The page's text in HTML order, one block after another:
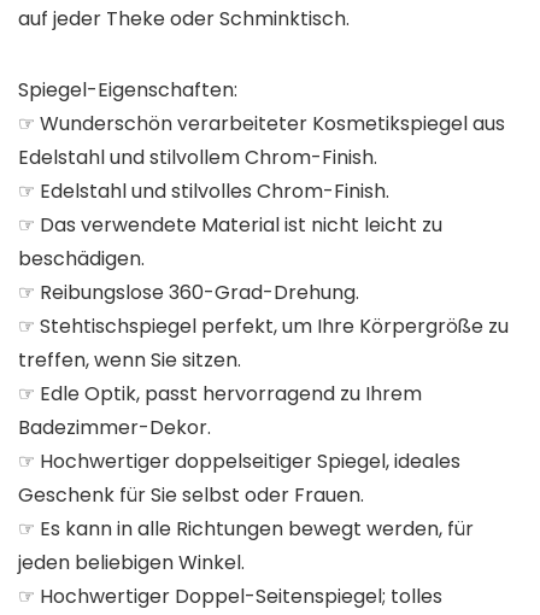
auf jeder Theke oder Schminktisch.
Spiegel-Eigenschaften:
☞ Wunderschön verarbeiteter Kosmetikspiegel aus
Edelstahl und stilvollem Chrom-Finish.
☞ Edelstahl und stilvolles Chrom-Finish.
☞ Das verwendete Material ist nicht leicht zu
beschädigen.
☞ Reibungslose 360-Grad-Drehung.
☞ Stehtischspiegel perfekt, um Ihre Körpergröße zu
treffen, wenn Sie sitzen.
☞ Edle Optik, passt hervorragend zu Ihrem
Badezimmer-Dekor.
☞ Hochwertiger doppelseitiger Spiegel, ideales
Geschenk für Sie selbst oder Frauen.
☞ Es kann in alle Richtungen bewegt werden, für
jeden beliebigen Winkel.
☞ Hochwertiger Doppel-Seitenspiegel; tolles